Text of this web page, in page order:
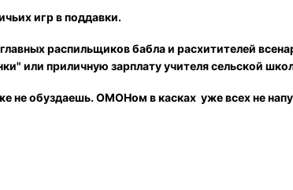
игр в поддавки.
распильщиков бабла и расхитителей
или приличную зарплату учителя сельской
не обуздаешь. ОМОНом в касках уже всех не